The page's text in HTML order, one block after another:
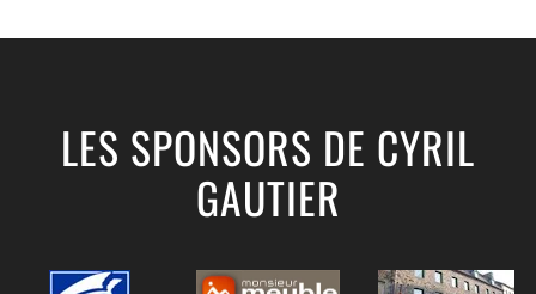
LES SPONSORS DE CYRIL
GAUTIER